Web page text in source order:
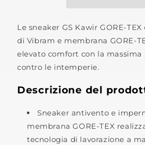
Le sneaker GS Kawir GORE-
di Vibram e membrana GORE-
elevato comfort con la massima
contro le intemperie.
Descrizione del
Sneaker antivento e
membrana GORE-TEX
tecnologia di lavorazione a